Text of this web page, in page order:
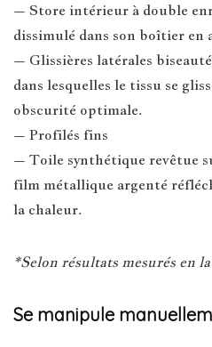
– Store intérieur à double
dissimulé dans son boîtier en
– Glissières latérales
dans lesquelles le tissu se
obscurité optimale.
– Profilés fins
– Toile synthétique revêtue
film métallique argenté
la chaleur.
*Selon résultats mesurés en
Se manipule